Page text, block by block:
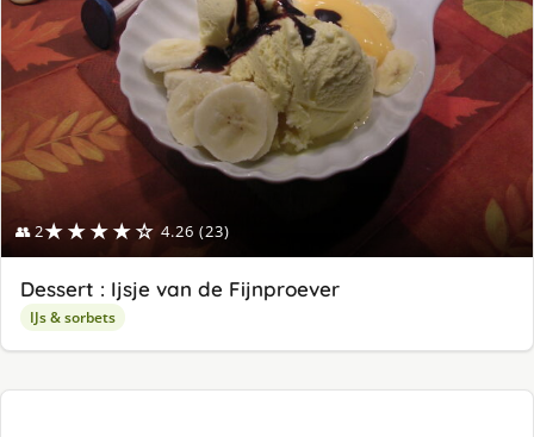
👥 2★★★★☆ 4.26 (23)
Dessert : Ijsje van de Fijnproever
IJs & sorbets